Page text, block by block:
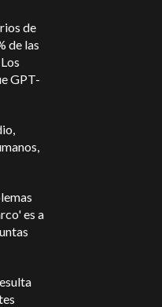
de
de las
GPT-
es a